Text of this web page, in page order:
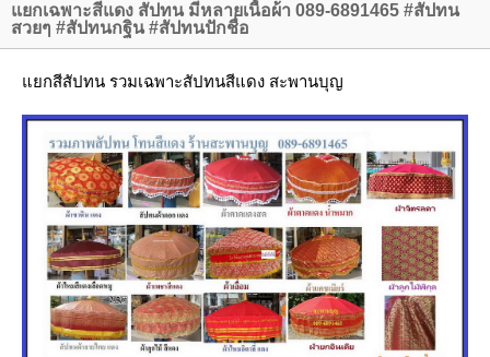
กเฉพาะสีแดง สัปทน มีหลายเนื้อผ้า 089-6891465 #สัปทน
สวยๆ #สัปทนกฐิน #สัปทนปักชื่อ
กสีสัปทน รวมเฉพาะสัปทนสีแดง สะพานบุญ